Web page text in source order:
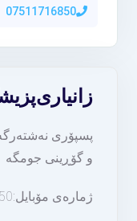
07511716850
زانیاری
پسپۆری
و گۆڕینی جومگە
ژمارەی مۆبایل:07511716850